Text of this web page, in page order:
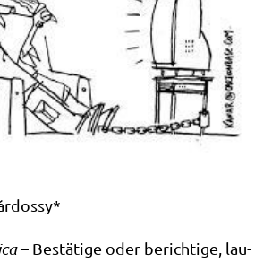
– Bestä­ti­ge oder berich­ti­ge, lau­